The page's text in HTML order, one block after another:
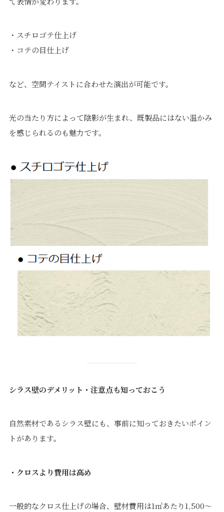
・スチロゴテ仕上げ
・コテの目仕上げ
など、空間テイストに合わせた演出が可能です。
光の当たり方によって陰影が生まれ、既製品にはない温かみ
を感じられるのも魅力です。
シラス壁のデメリット・注意点も知っておこう
自然素材であるシラス壁にも、事前に知っておきたいポイン
トがあります。
・クロスより費用は高め
一般的なクロス仕上げの場合、壁材費用は1㎡あたり1,500〜